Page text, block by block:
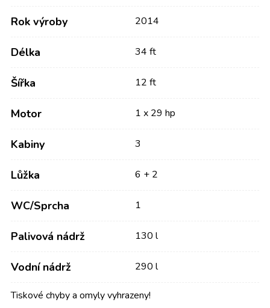
Rok výroby 2014
Délka 34 ft
Šířka 12 ft
Motor 1 x 29 hp
Kabiny 3
Lůžka 6 + 2
WC/Sprcha 1
Palivová nádrž 130 l
Vodní nádrž 290 l
Tiskové chyby a omyly vyhrazeny!